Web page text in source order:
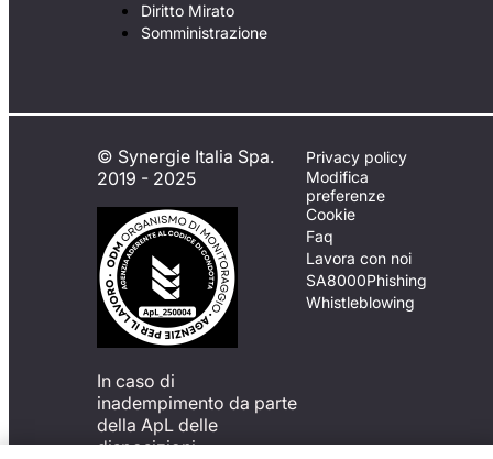
Diritto Mirato
Somministrazione
© Synergie Italia Spa.
2019 - 2025
In caso di
inadempimento da parte
della ApL delle
disposizioni
Privacy policy
Modifica
preferenze
Cookie
Faq
Lavora con noi
SA8000Phishing
Whistleblowing